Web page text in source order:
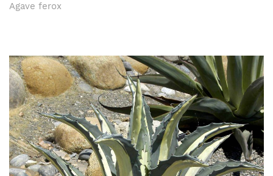
Agave ferox